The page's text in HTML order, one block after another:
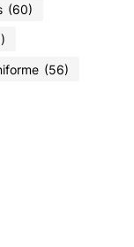
(60)
(56)